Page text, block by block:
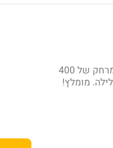
מלון בדירוג 3 כוכבים באזור הואה הין, הממוקם במרחק של 400